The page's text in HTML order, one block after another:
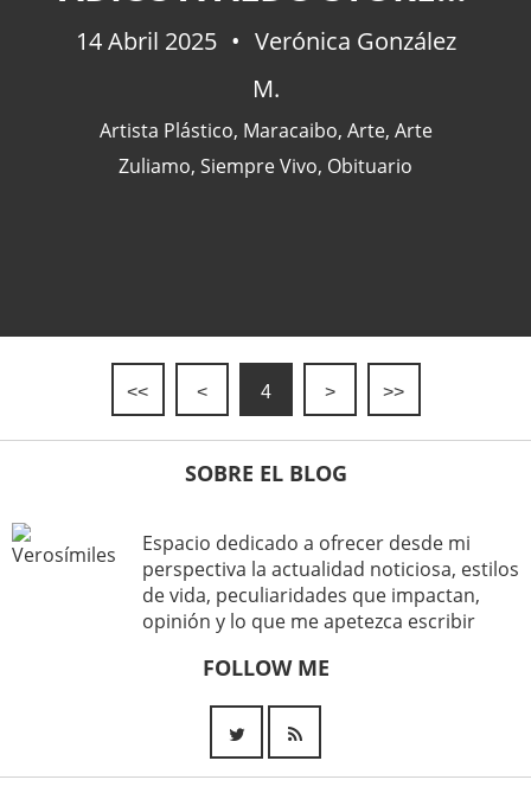
14 Abril 2025
Verónica González
M.
Artista Plástico, Maracaibo, Arte, Arte
Zuliamo, Siempre Vivo, Obituario
<< < 4 > >>
SOBRE EL BLOG
Espacio dedicado a ofrecer desde mi
perspectiva la actualidad noticiosa, estilos
de vida, peculiaridades que impactan,
opinión y lo que me apetezca escribir
FOLLOW ME